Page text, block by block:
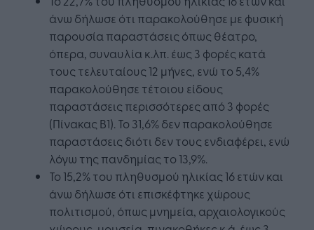
άνω δήλωσε ότι παρακολούθησε με φυσική
παρουσία παραστάσεις όπως θέατρο,
όπερα, συναυλία κ.λπ. έως 3 φορές κατά
τους τελευταίους 12 μήνες, ενώ το 5,4%
παρακολούθησε τέτοιου είδους
παραστάσεις περισσότερες από 3 φορές
(Πίνακας Β1). Το 31,6% δεν παρακολούθησε
παραστάσεις διότι δεν τους ενδιαφέρει, ενώ
λόγω της πανδημίας το 13,9%.
Το 15,2% του πληθυσμού ηλικίας 16 ετών και
άνω δήλωσε ότι επισκέφτηκε χώρους
πολιτισμού, όπως μνημεία, αρχαιολογικούς